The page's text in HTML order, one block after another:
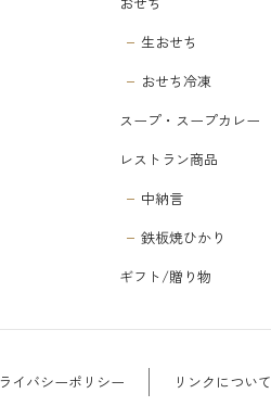
生おせち
おせち冷凍
スープ・スープカレー
レストラン商品
中納言
鉄板焼ひかり
ギフト/贈り物
イバシーポリシー リンクについて